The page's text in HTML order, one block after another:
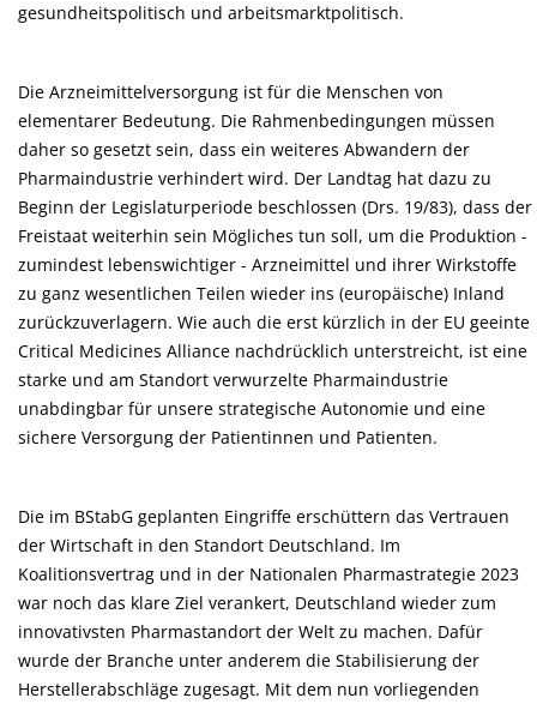
gesundheitspolitisch und arbeitsmarktpolitisch.
Die Arzneimittelversorgung ist für die Menschen von
elementarer Bedeutung. Die Rahmenbedingungen müssen
daher so gesetzt sein, dass ein weiteres Abwandern der
Pharmaindustrie verhindert wird. Der Landtag hat dazu zu
Beginn der Legislaturperiode beschlossen (Drs. 19/83), dass der
Freistaat weiterhin sein Mögliches tun soll, um die Produktion -
zumindest lebenswichtiger - Arzneimittel und ihrer Wirkstoffe
zu ganz wesentlichen Teilen wieder ins (europäische) Inland
zurückzuverlagern. Wie auch die erst kürzlich in der EU geeinte
Critical Medicines Alliance nachdrücklich unterstreicht, ist eine
starke und am Standort verwurzelte Pharmaindustrie
unabdingbar für unsere strategische Autonomie und eine
sichere Versorgung der Patientinnen und Patienten.
Die im BStabG geplanten Eingriffe erschüttern das Vertrauen
der Wirtschaft in den Standort Deutschland. Im
Koalitionsvertrag und in der Nationalen Pharmastrategie 2023
war noch das klare Ziel verankert, Deutschland wieder zum
innovativsten Pharmastandort der Welt zu machen. Dafür
wurde der Branche unter anderem die Stabilisierung der
Herstellerabschläge zugesagt. Mit dem nun vorliegenden